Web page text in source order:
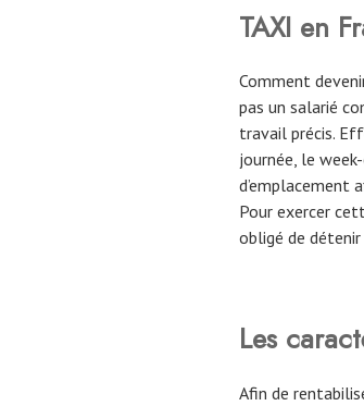
TAXI en
Comment
pas un salarié
travail précis.
journée, le
d’emplacement
Pour exercer
obligé de
Les
Afin de